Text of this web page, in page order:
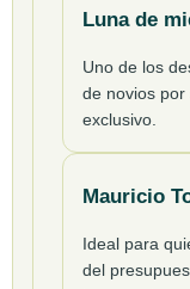
Luna de
Uno de los
de novios
exclusivo.
Mauricio
Ideal para
del